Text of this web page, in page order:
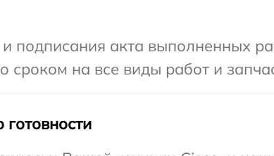
подписания акта выполненных
сроком на все виды работ и